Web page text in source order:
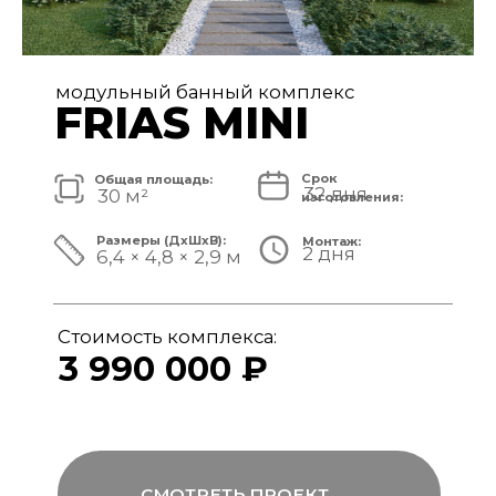
4 890 000 ₽
Монтаж:
2 дня
8,4 × 4,8 × 3,1 м
Размеры (ДxШxВ):
32 дня
изготовления:
40 м²
модульный банный комплекс